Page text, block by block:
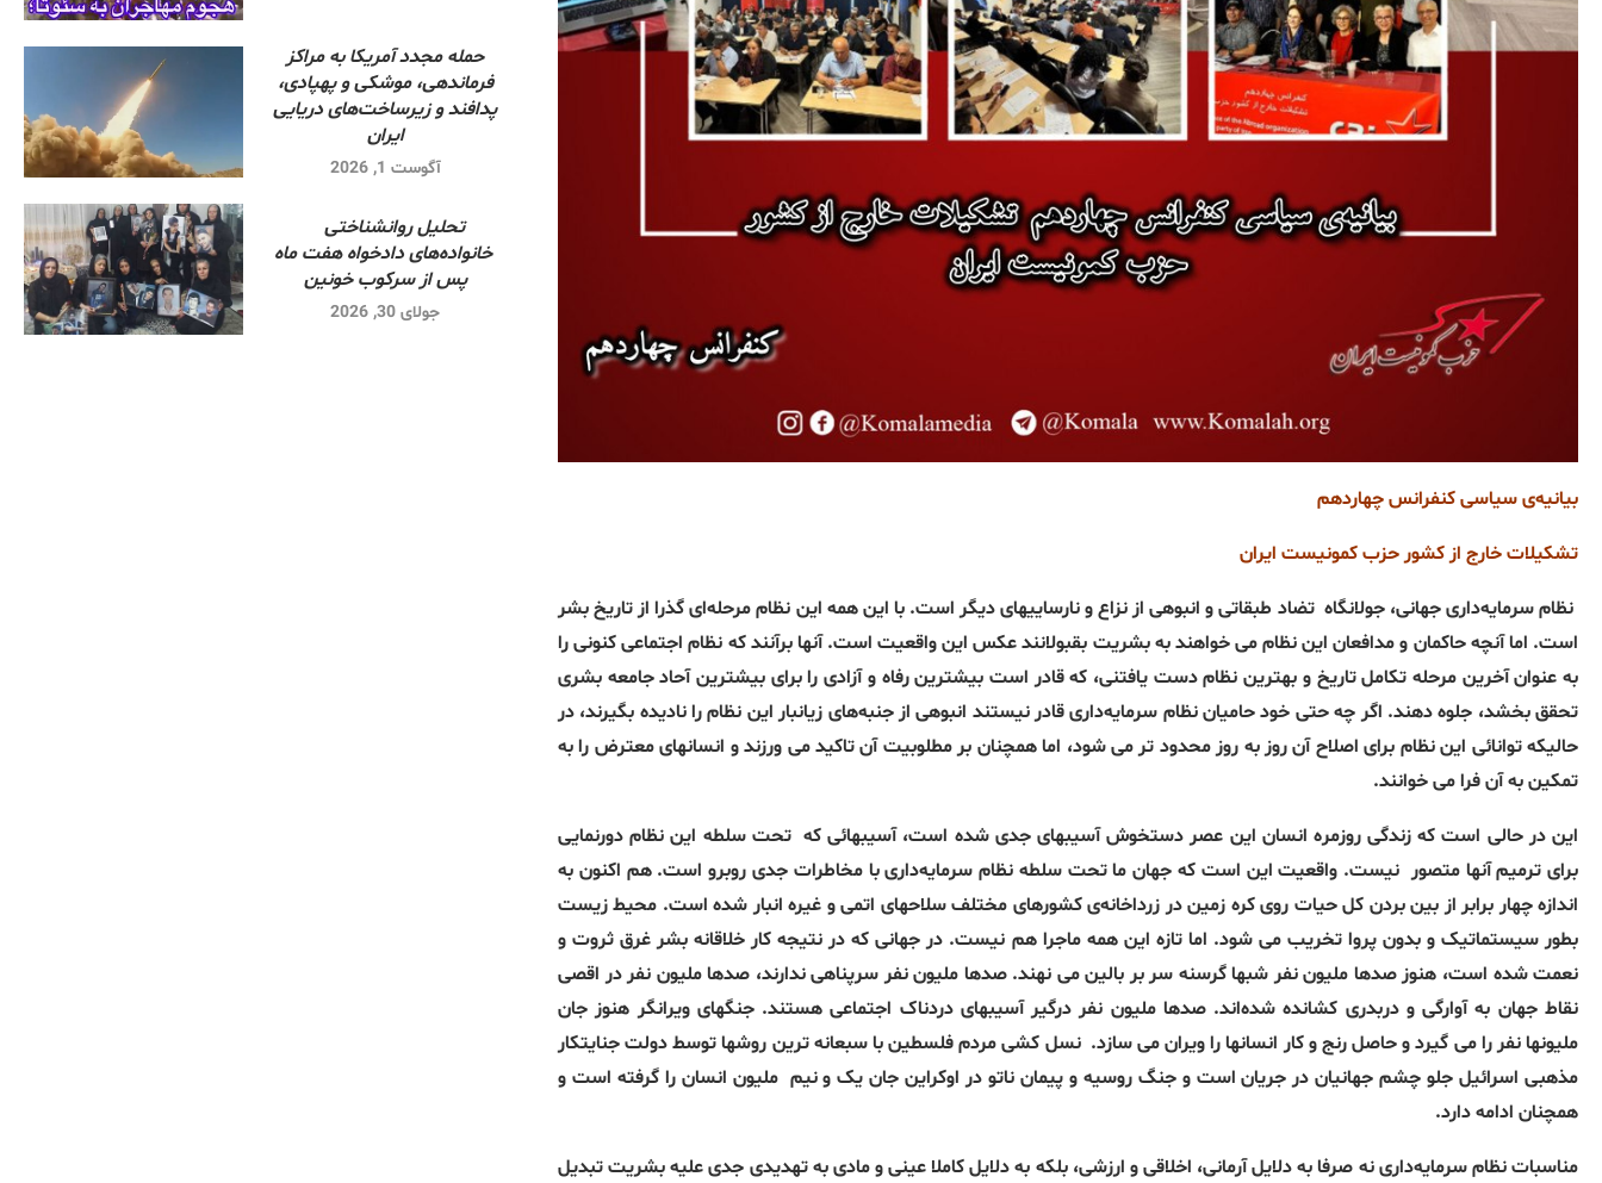
بیانیه‌ی سیاسی کنفرانس چهاردهم
تشکیلات خارج از کشور حزب کمونیست ایران
نظام سرمایه‌داری جهانی، جولانگاە تضاد طبقاتی و انبوهی از نزاع‌ و نارساییهای دیگر است.با این همه این نظام مرحلەای گذرا از تاریخ بشر
است. اما آنچە حاکمان و مدافعان این نظام می خواهند بە بشریت بقبولانند عکس این واقعیت است.آنها برآنند کە نظام اجتماعی کنونی را
بە عنوان آخرین مرحلە تکامل تاریخ و بهترین نظام دست‌ یافتنی، کە قادر است بیشترین رفاە و آزادی را برای بیشترین آحاد جامعە بشری
تحقق بخشد، جلوه دهند. اگر چە حتی خود حامیان نظام سرمایەداری قادر نیستند انبوهی از جنبەهای زیانبار این نظام را نادیدە بگیرند، در
حالیکه توانائی این نظام برای اصلاح آن روز به روز محدود تر می شود، اما‌همچنان بر مطلوبیت آن تاکید می ورزند و انسانهای معترض را بە
تمکین به آن فرا می خوانند.
این در حالی است که زندگی روزمرە انسان این عصر دستخوش آسیبهای جدی شدە است، آسیبهائی که تحت سلطه این نظام دورنمایی
برای ترمیم آنها متصور نیست. واقعیت این است که جهان ما تحت سلطه نظام سرمایه‌داری با مخاطرات جدی روبرو است.هم اکنون به
اندازه چهار برابر از بین بردن کل حیات روی کره زمین در زرداخانەی کشورهای مختلف سلاحهای اتمی و غیره انبار شده است. محیط زیست
بطور سیستماتیک و بدون پروا تخریب می شود. اما تازه این همه ماجرا هم نیست. در جهانی که در نتیجه کار خلاقانه بشر غرق ثروت و
نعمت شده است، هنوز صدها ملیون نفر شبها گرسنه سر بر بالین می نهند.صدها ملیون نفر سرپناهی ندارند، صدها ملیون نفر در اقصی
نقاط جهان به آوارگی و دربدری کشانده شده‌اند.صدها ملیون نفر درگیر آسیبهای دردناک اجتماعی هستند.جنگهای ویرانگر هنوز جان
ملیونها نفر را می گیرد و حاصل رنج و کار انسانها را ویران می سازد.نسل کشی مردم فلسطین با سبعانه ترین روشها توسط دولت جنایتکار
مذهبی اسرائیل جلو چشم جهانیان در جریان است و جنگ روسیه و پیمان ناتو در اوکراین جان یک و نیم ملیون انسان را گرفته است و
همچنان ادامه دارد.
مناسبات نظام سرمایەداری نە صرفا بە دلایل آرمانی، اخلاقی و ارزشی، بلکە بە دلایل کاملا عینی و مادی بە تهدیدی جدی علیە بشریت تبدیل
حمله مجدد آمریکا به مراکز
فرماندهی، موشکی و پهپادی،
پدافند و زیرساخت‌های دریایی
ایران
آگوست 1, 2026
تحلیل روانشناختی
خانواده‌های دادخواه هفت ماه
پس از سرکوب خونین
جولای 30, 2026